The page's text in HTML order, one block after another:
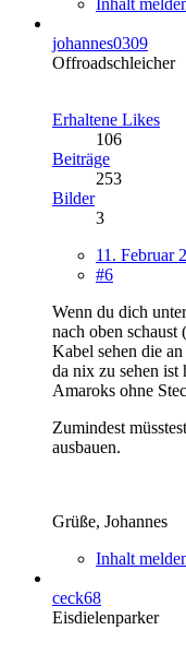
johannes0309
Offroadschleicher
Erhaltene Likes
106
Beiträge
253
Bilder
3
11. Februar
#6
Wenn du dich
nach oben schaust
Kabel sehen die
da nix zu sehen ist
Amaroks ohne
Zumindest
ausbauen.
Grüße, Johannes
Inhalt
ceck68
Eisdielenparker